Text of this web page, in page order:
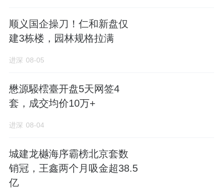
州等城市均出台了力度不等的稳楼市措施。
供给端：房企融资纾困政策持续推进，预售资
金监管规则优化，存量商品房收储力度加大。
商业办公用地。
长效机制
票安置政策在多个城市推广。全国层面推动“好
房子”建设标准，引导房企提升产品品质。
顺义国企操刀！仁和新盘仅
建3栋楼，园林规格拉满
进深 08-05
懋源騴橒臺开盘5天网签4
套，成交均价10万+
进深 08-04
城建龙樾海序霸榜北京套数
销冠，王鑫两个月吸金超38.5
亿